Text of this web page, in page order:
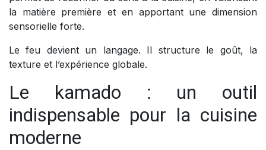
la matière première et en apportant une dimension
sensorielle forte.
Le feu devient un langage. Il structure le goût, la
texture et l’expérience globale.
Le kamado : un outil
indispensable pour la cuisine
moderne